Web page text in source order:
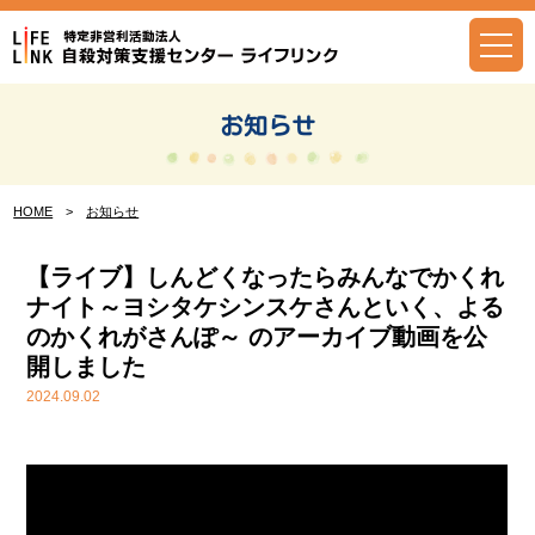
Skip
お知らせ
HOME > お知らせ
【ライブ】しんどくなったらみんなでかくれ
ナイト～ヨシタケシンスケさんといく、よる
のかくれがさんぽ～ のアーカイブ動画を公
開しました
2024.09.02